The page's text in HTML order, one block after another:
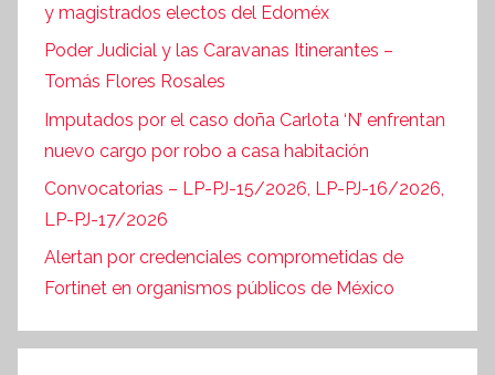
y magistrados electos del Edoméx
Poder Judicial y las Caravanas Itinerantes –
Tomás Flores Rosales
Imputados por el caso doña Carlota ‘N’ enfrentan
nuevo cargo por robo a casa habitación
Convocatorias – LP-PJ-15/2026, LP-PJ-16/2026,
LP-PJ-17/2026
Alertan por credenciales comprometidas de
Fortinet en organismos públicos de México